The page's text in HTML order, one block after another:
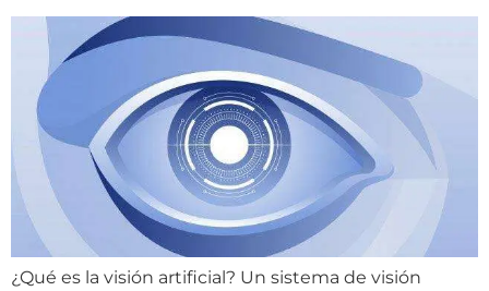
¿Qué es la visión artificial? Un sistema de visión